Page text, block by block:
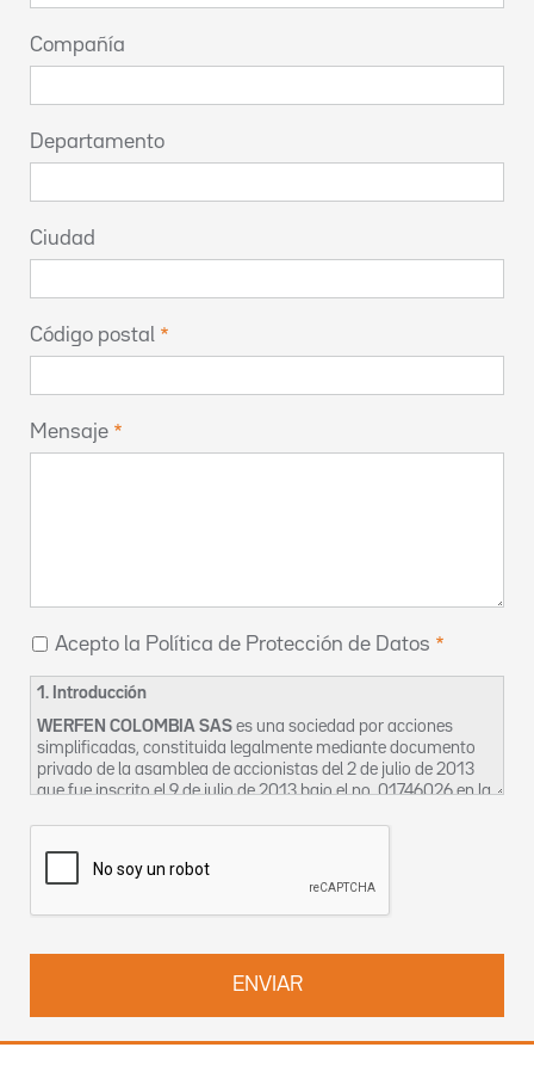
Compañía
Departamento
Ciudad
Código postal
Mensaje
Acepto la Política de Protección de Datos
1. Introducción
WERFEN COLOMBIA SAS es una sociedad por acciones
simplificadas, constituida legalmente mediante documento
privado de la asamblea de accionistas del 2 de julio de 2013
que fue inscrito el 9 de julio de 2013 bajo el no. 01746026 en la
tributariamente bajo el NIT 900633240-2 y para los efectos
de esta política se denominará en adelante como “La
habeas data, así como la privacidad, la intimidad y el buen
nombre de sus clientes, proveedores, trabajadores,
contratistas, bien sean estos activos o inactivos, ocasionales
o permanentes ha creado el siguiente Manual, en el cual
constan las políticas de uso de manejo de la información que